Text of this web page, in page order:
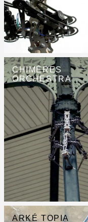
CHIMÈRES
ORCHESTRA
ARKÉ TOPIA